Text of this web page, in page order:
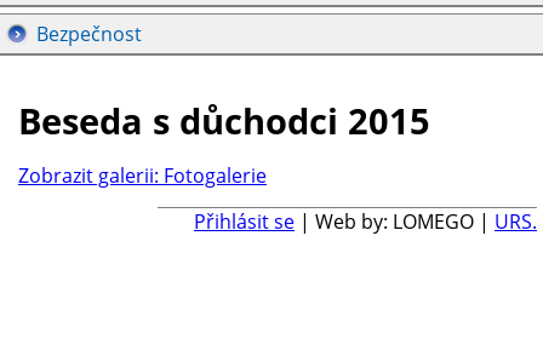
Bezpečnost
Beseda s důchodci 2015
Zobrazit galerii: Fotogalerie
Přihlásit se | Web by: LOMEGO | URS.